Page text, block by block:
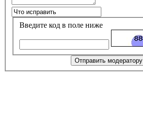
Введите код в поле ниже
Отправить модератору